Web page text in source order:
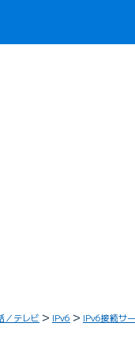
／テレビ IPv6 IPv6接続サ